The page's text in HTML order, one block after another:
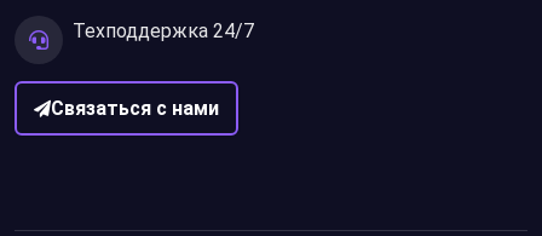
Техподдержка 24/7
Связаться с нами